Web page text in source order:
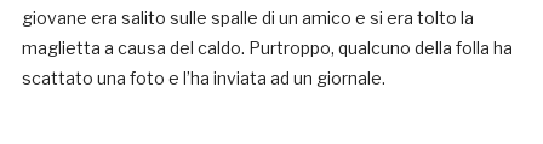
giovane era salito sulle spalle di un amico e si era tolto la
maglietta a causa del caldo. Purtroppo, qualcuno della folla ha
scattato una foto e l’ha inviata ad un giornale.